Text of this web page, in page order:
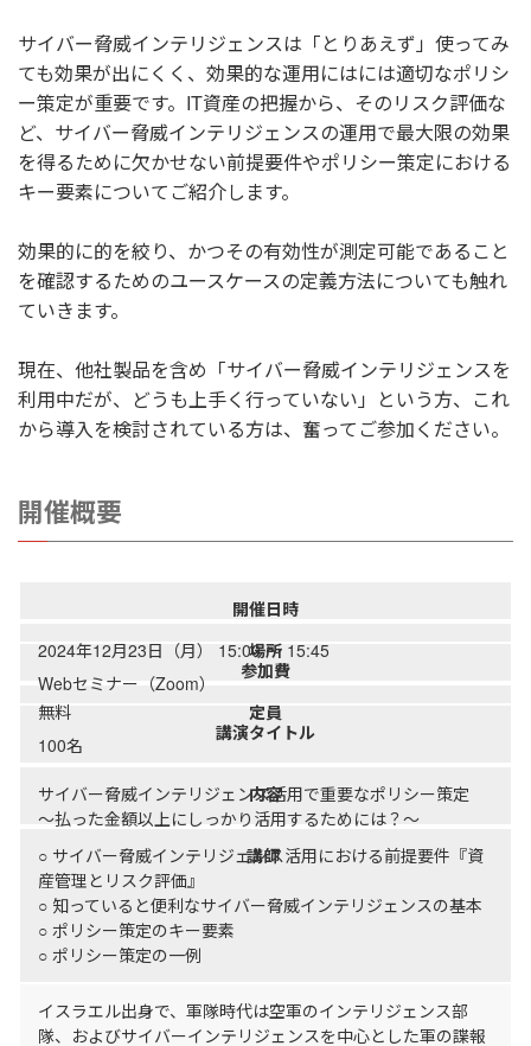
サイバー脅威インテリジェンスは「とりあえず」使ってみ
ても効果が出にくく、効果的な運用にはには適切なポリシ
ー策定が重要です。IT資産の把握から、そのリスク評価な
ど、サイバー脅威インテリジェンスの運用で最大限の効果
を得るために欠かせない前提要件やポリシー策定における
キー要素についてご紹介します。
効果的に的を絞り、かつその有効性が測定可能であること
を確認するためのユースケースの定義方法についても触れ
ていきます。
現在、他社製品を含め「サイバー脅威インテリジェンスを
利用中だが、どうも上手く行っていない」という方、これ
から導入を検討されている方は、奮ってご参加ください。
開催概要
開催日時
2024年12月23日（月） 15:00 ～ 15:45
場所
Webセミナー（Zoom）
参加費
無料
定員
100名
講演タイトル
サイバー脅威インテリジェンス活用で重要なポリシー策定
～払った金額以上にしっかり活用するためには？～
内容
○ サイバー脅威インテリジェンス活用における前提要件『資
産管理とリスク評価』
○ 知っていると便利なサイバー脅威インテリジェンスの基本
○ ポリシー策定のキー要素
○ ポリシー策定の一例
講師
イスラエル出身で、軍隊時代は空軍のインテリジェンス部
隊、およびサイバーインテリジェンスを中心とした軍の諜報